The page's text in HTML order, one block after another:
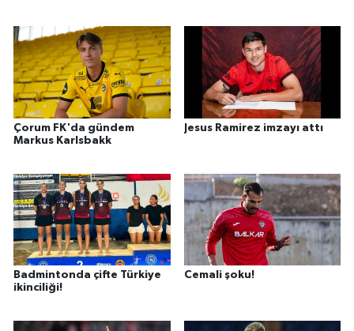
Çorum FK'da gündem
Markus Karlsbakk
Jesus Ramirez imzayı attı
Badmintonda çifte Türkiye
ikinciliği!
Cemali şoku!